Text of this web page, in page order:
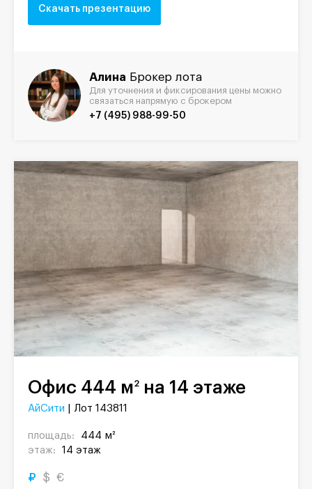
Скачать презентацию
Алина Брокер лота
Для уточнения и фиксирования цены можно
связаться напрямую с брокером
+7 (495) 988-99-50
Офис 444 м2 на 14 этаже
АйСити | Лот 143811
площадь:
444 м²
этаж:
14 этаж
₽ $ €